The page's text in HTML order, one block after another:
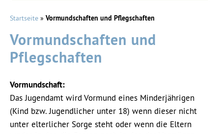
Startseite » Vormundschaften und Pflegschaften
Vormundschaften und
Pflegschaften
Vormundschaft:
Das Jugendamt wird Vormund eines Minderjährigen
(Kind bzw. Jugendlicher unter 18) wenn dieser nicht
unter elterlicher Sorge steht oder wenn die Eltern